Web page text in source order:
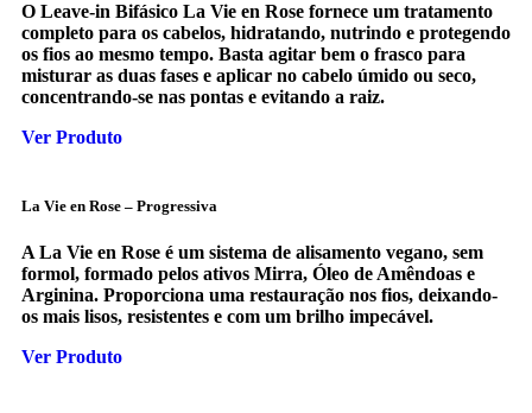
O Leave-in Bifásico La Vie en Rose fornece um tratamento
completo para os cabelos, hidratando, nutrindo e protegendo
os fios ao mesmo tempo. Basta agitar bem o frasco para
misturar as duas fases e aplicar no cabelo úmido ou seco,
concentrando-se nas pontas e evitando a raiz.
Ver Produto
La Vie en Rose – Progressiva
A La Vie en Rose é um sistema de alisamento vegano, sem
formol, formado pelos ativos Mirra, Óleo de Amêndoas e
Arginina. Proporciona uma restauração nos fios, deixando-
os mais lisos, resistentes e com um brilho impecável.
Ver Produto